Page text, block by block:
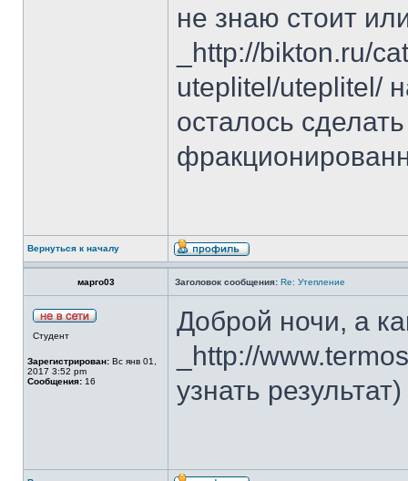
не знаю стоит
_http://bikton.ru/
uteplitel/uteplitel/
осталось
Вернуться к началу
марго03 Заголовок сообщения: Re: Утепление
Студент
Зарегистрирован: Вс янв 01,
2017 3:52 pm
Сообщения: 16
Доброй ночи, а
_http://
узнать результат)